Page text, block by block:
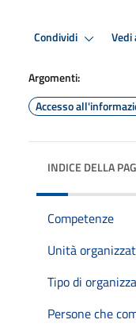
Condividi Vedi
Argomenti:
Accesso
INDICE DELLA
Competenze
Unità
Tipo di
Persone che